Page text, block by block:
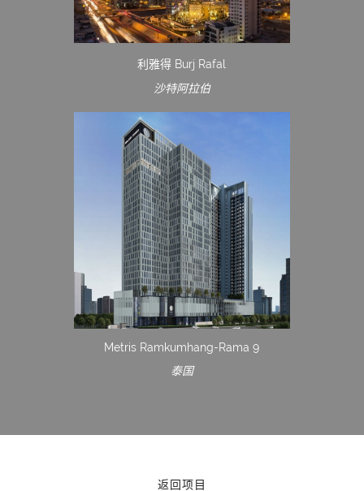
利雅得 Burj Rafal
沙特阿拉伯
Metris Ramkumhang-Rama 9
泰国
返回项目